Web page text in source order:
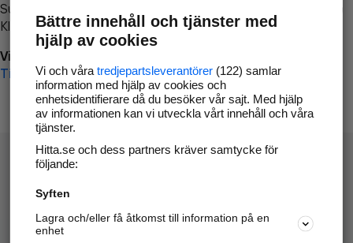
Surfa till
Klicka påTillbaka-knappen i webbläsaren och försök igen
Vi beklagar besväret!
Till startsidan
Hitta.se - Gratis nummerupplysning.
Sök företag, personer och platser.
Bättre innehåll och tjänster med
hjälp av cookies
Vi och våra tredjepartsleverantörer(122) samlar
information med hjälp av cookies och
enhetsidentifierare då du besöker vår sajt. Med hjälp
av informationen kan vi utveckla vårt innehåll och våra
tjänster.
Hitta.se och dess partners kräver samtycke för
följande:
Syften
Lagra och/eller få åtkomst till information på en
enhet